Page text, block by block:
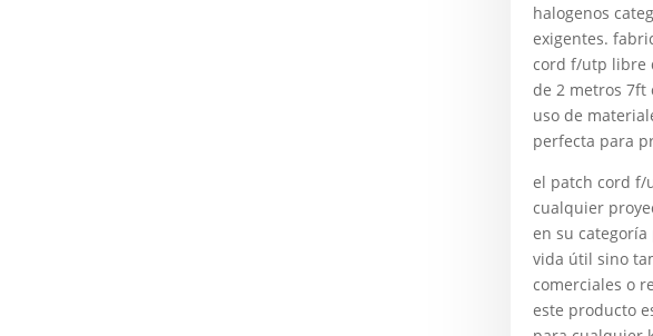
halogenos
exigentes.
cord f/utp libre
de 2 metros 7ft
uso de
perfecta para
el patch cord f/
cualquier
en su
vida útil sino
comerciales o
este producto